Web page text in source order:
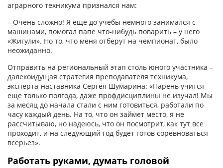
аграрного техникума признался нам:
– Очень сложно! Я еще до учебы немного занимался с
машинами, помогал папе что-нибудь поварить – у него
«Жигули». Но то, что меня отберут на чемпионат, было
неожиданно.
Отправить на региональный этап столь юного участника –
далекоидущая стратегия преподавателя техникума,
эксперта-наставника Сергея Шумарина: «Парень учится
еще только полгода, даже профдисциплины не изучал! Мы
за месяц до начала стали с ним готовиться, работали по
часу каждый день. На то, что он займет место, я не
рассчитываю, но надеюсь, что он посмотрит, как тут все
проходит, и на следующий год будет готов соревноваться
всерьез».
Работать руками, думать головой